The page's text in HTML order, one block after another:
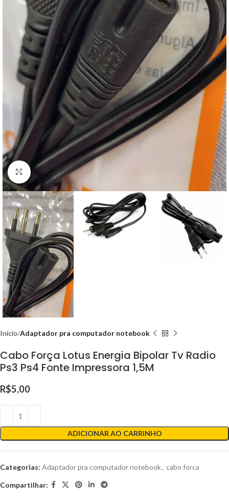
Clique para ampliar
Início Adaptador pra computador notebook
Cabo Força Lotus Energia Bipolar Tv Radio
Ps3 Ps4 Fonte Impressora 1,5M
R$5,00
ADICIONAR AO CARRINHO
Categorias: Adaptador pra computador notebook, cabo forca
Compartilhar: